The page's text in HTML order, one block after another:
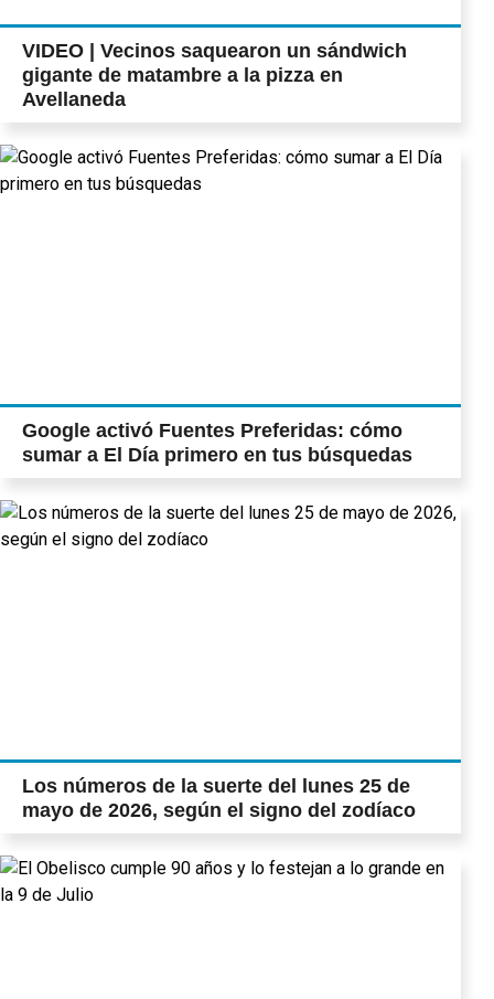
VIDEO | Vecinos saquearon un sándwich
gigante de matambre a la pizza en
Avellaneda
Google activó Fuentes Preferidas: cómo
sumar a El Día primero en tus búsquedas
Los números de la suerte del lunes 25 de
mayo de 2026, según el signo del zodíaco